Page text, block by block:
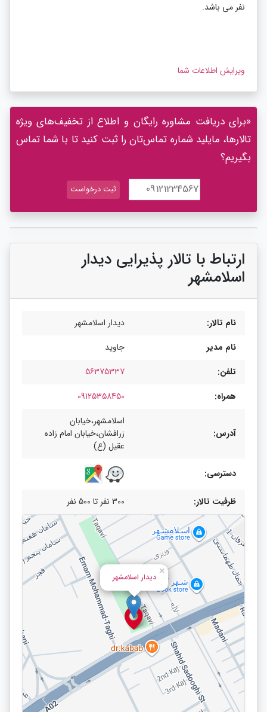
نفر می باشد.
ویرایش اطلاعات شما
«برای دریافت مشاوره رایگان و اطلاع از تخفیف‌های ویژه
تالارها، مایلید شماره تماس‌تان را ثبت کنید تا با شما تماس
بگیریم؟
ارتباط با تالار پذیرایی دیدار
اسلامشهر
نام تالار:
دیدار اسلامشهر
نام مدیر
جاوید
تلفن:
56375337
همراه:
09125358450
آدرس:
اسلامشهر،خیابان
زرافشان،خیابان امام زاده
عقیل (ع)
دسترسی:
ظرفیت تالار: 300 نفر تا 500 نفر
دیدار اسلامشهر
×